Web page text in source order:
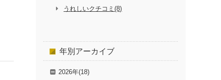
うれしいクチコミ(8)
年別アーカイブ
2026年(18)